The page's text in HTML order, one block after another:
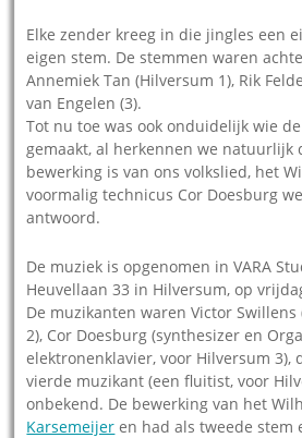
Elke zender kreeg in die jingles een
eigen stem. De stemmen waren
Annemiek Tan (Hilversum 1), Rik
van Engelen (3).
Tot nu toe was ook onduidelijk wie
gemaakt, al herkennen we natuurlijk
bewerking is van ons volkslied, het
voormalig technicus Cor Doesburg
antwoord.
De muziek is opgenomen in VARA
Heuvellaan 33 in Hilversum, op
De muzikanten waren Victor
2), Cor Doesburg (synthesizer en
elektronenklavier, voor Hilversum 3),
vierde muzikant (een fluitist, voor
onbekend. De bewerking van het
Karsemeijer en had als tweede stem